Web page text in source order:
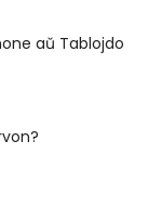
aŭ Tablojdo